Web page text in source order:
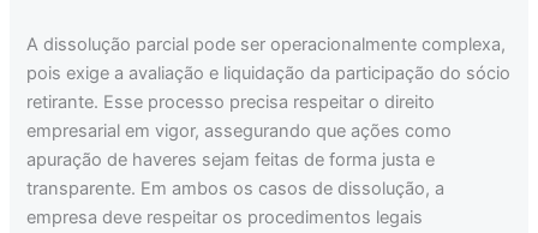
A dissolução parcial pode ser operacionalmente complexa,
pois exige a avaliação e liquidação da participação do sócio
retirante. Esse processo precisa respeitar o direito
empresarial em vigor, assegurando que ações como
apuração de haveres sejam feitas de forma justa e
transparente. Em ambos os casos de dissolução, a
empresa deve respeitar os procedimentos legais